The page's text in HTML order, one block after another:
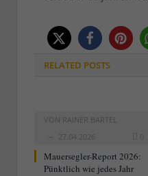
RELATED POSTS
VON RAINER BARTEL
27.04.2026
0
Mauersegler-Report 2026:
Pünktlich wie jedes Jahr